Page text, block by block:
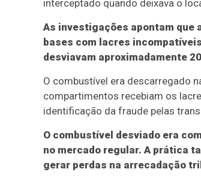
interceptado quando deixava o
As investigações apontam que
bases com lacres
desviavam aproximadamente
O combustível era descarregado
compartimentos recebiam os
identificação da fraude pelas
O combustível desviado era
no mercado regular. A prática
gerar perdas na arrecadação